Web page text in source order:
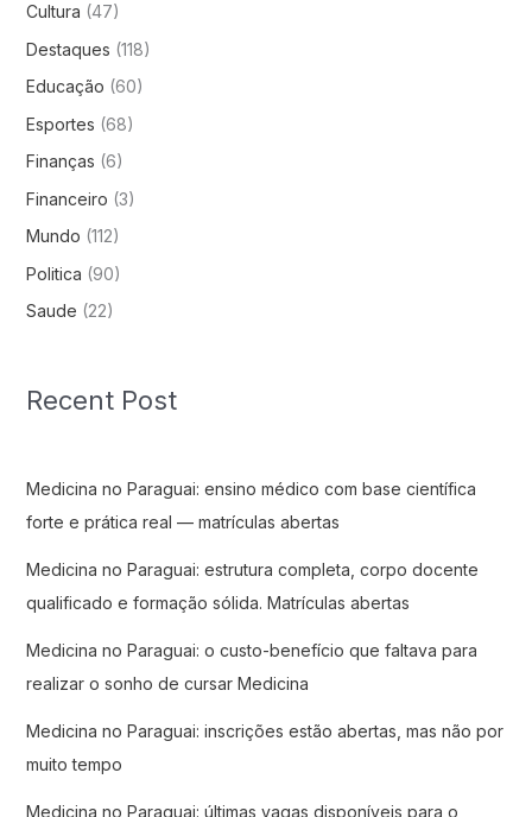
Cultura (47)
Destaques (118)
Educação (60)
Esportes (68)
Finanças (6)
Financeiro (3)
Mundo (112)
Politica (90)
Saude (22)
Recent Post
Medicina no Paraguai: ensino médico com base científica
forte e prática real — matrículas abertas
Medicina no Paraguai: estrutura completa, corpo docente
qualificado e formação sólida. Matrículas abertas
Medicina no Paraguai: o custo-benefício que faltava para
realizar o sonho de cursar Medicina
Medicina no Paraguai: inscrições estão abertas, mas não por
muito tempo
Medicina no Paraguai: últimas vagas disponíveis para o